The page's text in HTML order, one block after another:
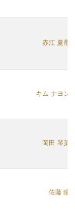
赤江 夏星
キム ナヨン
岡田 琴菜
佐藤 瞳